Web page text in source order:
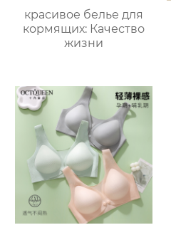
красивое белье для
кормящих: Качество
жизни